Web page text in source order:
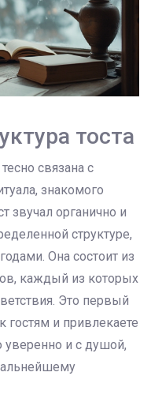
тоста
тесно связана с
знакомого
звучал органично и
структуре,
Она состоит из
каждый из которых
Это первый
гостям и привлекаете
уверенно и с душой,